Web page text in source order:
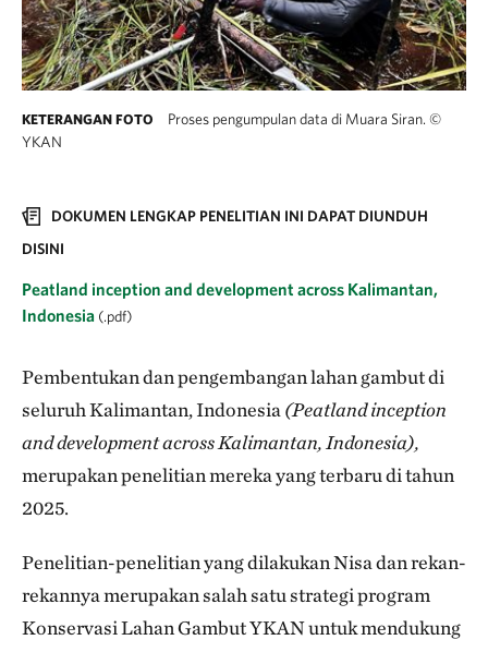
KETERANGAN FOTO Proses pengumpulan data di Muara Siran. ©
YKAN
DOKUMEN LENGKAP PENELITIAN INI DAPAT DIUNDUH
DISINI
Peatland inception and development across Kalimantan,
Indonesia (.pdf)
Pembentukan dan pengembangan lahan gambut di
seluruh Kalimantan, Indonesia (Peatland inception
and development across Kalimantan, Indonesia),
merupakan penelitian mereka yang terbaru di tahun
2025.
Penelitian-penelitian yang dilakukan Nisa dan rekan-
rekannya merupakan salah satu strategi program
Konservasi Lahan Gambut YKAN untuk mendukung